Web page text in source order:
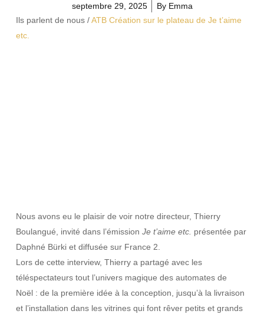
septembre 29, 2025 ByEmma
Ils parlent de nous /ATB Création sur le plateau de Je t’aime
etc.
Nous avons eu le plaisir de voir notre directeur, Thierry
Boulangué, invité dans l’émission Je t’aime etc. présentée par
Daphné Bürki et diffusée sur France 2.
Lors de cette interview, Thierry a partagé avec les
téléspectateurs tout l’univers magique des automates de
Noël: de la première idée à la conception, jusqu’à la livraison
et l’installation dans les vitrines qui font rêver petits et grands